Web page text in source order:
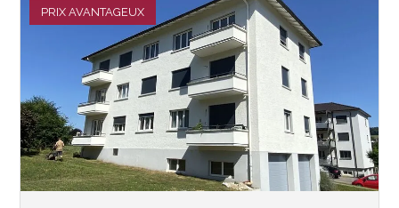
PRIX AVANTAGEUX